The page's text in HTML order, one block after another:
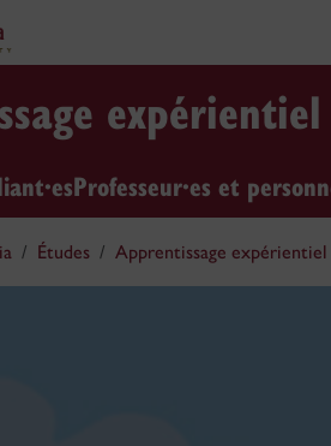
expérientiel
Professeur·es et
Études Apprentissage expérientiel